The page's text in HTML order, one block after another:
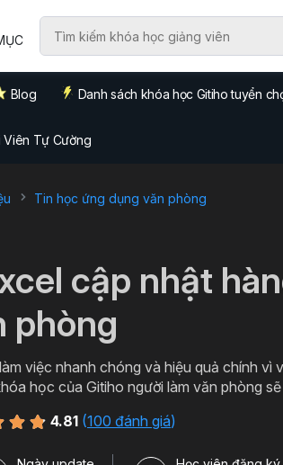
Blog Danh sách khóa học Gitiho tuyển
Viên Tự Cường
Tin học ứng dụng văn phòng
cập nhật
phòng
việc nhanh chóng và hiệu quả chính vì
học của Gitiho người làm văn phòng
4.81 (100 đánh giá)